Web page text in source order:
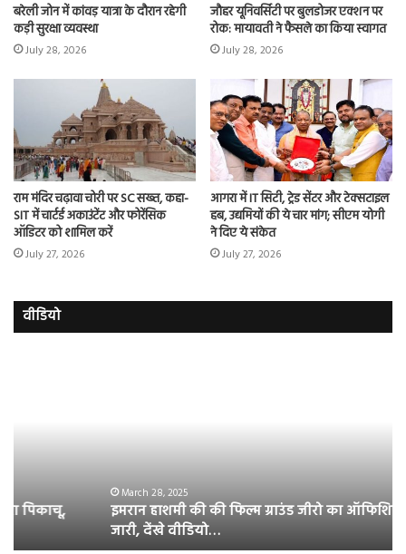
बरेली जोन में कांवड़ यात्रा के दौरान रहेगी
कड़ी सुरक्षा व्यवस्था
July 28, 2026
जौहर यूनिवर्सिटी पर बुलडोजर एक्शन पर
रोक: मायावती ने फैसले का किया स्वागत
July 28, 2026
राम मंदिर चढ़ावा चोरी पर SC सख्त, कहा-
SIT में चार्टर्ड अकाउंटेंट और फोरेंसिक
ऑडिटर को शामिल करें
July 27, 2026
आगरा में IT सिटी, ट्रेड सेंटर और टेक्सटाइल
हब, उद्यमियों की ये चार मांग; सीएम योगी
ने दिए ये संकेत
July 27, 2026
वीडियो
ऑफिशियल
जारी,
इमरान हाशमी की की फिल्म ग्राउंड जीरो का ऑफिशियल टीजर
जारी, देंखे वीडियो…